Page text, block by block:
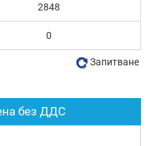
без ДДС
2848
0
Запитване